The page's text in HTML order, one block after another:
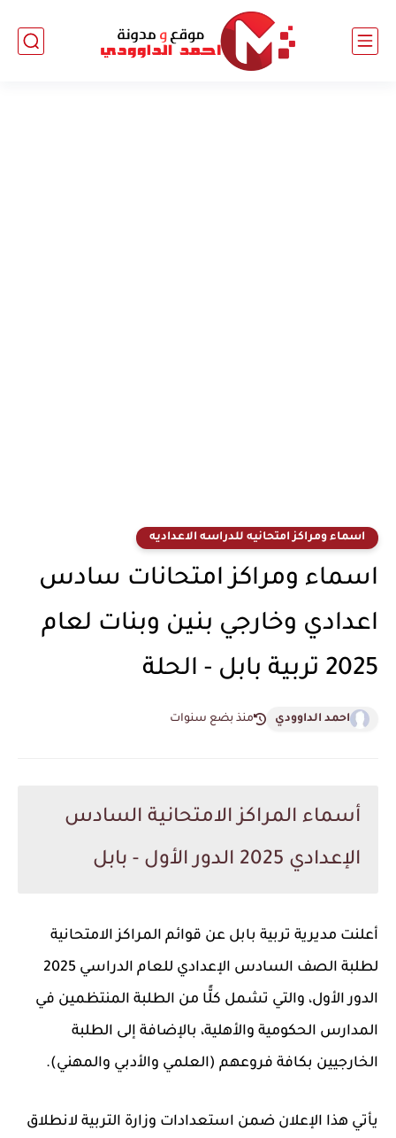
اسماء ومراكز امتحانيه للدراسه الاعداديه
اسماء ومراكز امتحانات سادس
اعدادي وخارجي بنين وبنات لعام
2025 تربية بابل - الحلة
احمد الداوودي منذ بضع سنوات
أسماء المراكز الامتحانية السادس
الإعدادي 2025 الدور الأول - بابل
أعلنت مديرية تربية بابل عن قوائم المراكز الامتحانية
لطلبة الصف السادس الإعدادي للعام الدراسي 2025
الدور الأول، والتي تشمل كلًّا من الطلبة المنتظمين في
المدارس الحكومية والأهلية، بالإضافة إلى الطلبة
الخارجيين بكافة فروعهم (العلمي والأدبي والمهني).
يأتي هذا الإعلان ضمن استعدادات وزارة التربية لانطلاق